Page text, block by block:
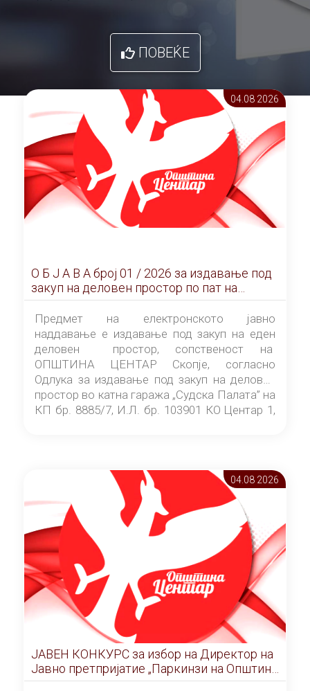
ПОВЕЌЕ
04.08 2026
О Б Ј А В А брoj 01 / 2026 за издавање под
закуп на деловен простор по пат на
ЕЛЕКТРОНСКО ЈАВНО НАДДАВАЊЕ
Предмет на електронското јавно
наддавање е издавање под закуп на еден
деловен простор, сопственост на
ОПШТИНА ЦЕНТАР Скопје, согласно
Одлука за издавање под закуп на деловен
простор во катна гаража „Судска Палата” на
КП бр. 8885/7, И.Л. бр. 103901 КО Центар 1,
Скопје” број 9/2026), за времетраење од 3
(три) години од денот на потпишувањето на
Договорот за закуп со најповолниот
понудувач.
04.08 2026
ЈАВЕН КОНКУРС за избор на Директор на
Јавно претпријатие „Паркинзи на Општина
Центар“ – Скопје